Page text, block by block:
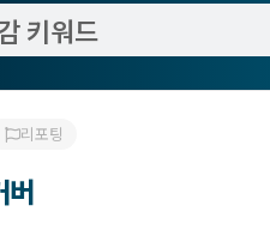
리포팅
버